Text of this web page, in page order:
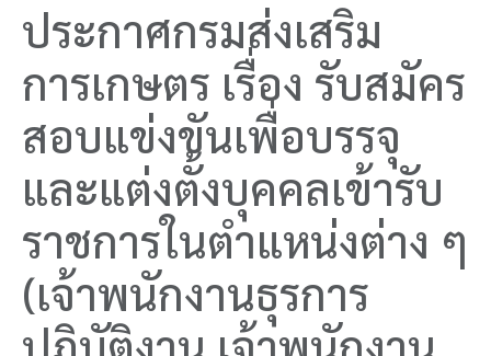
ประกาศกรมส่งเสริม
การเกษตร เรื่อง รับสมัคร
สอบแข่งขันเพื่อบรรจุ
และแต่งตั้งบุคคลเข้ารับ
ราชการในตำแหน่งต่าง ๆ
(เจ้าพนักงานธุรการ